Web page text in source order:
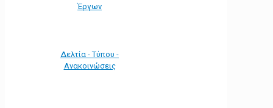
Έργων
Δελτία - Τύπου -
Ανακοινώσεις